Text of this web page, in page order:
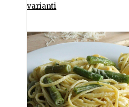
varianti